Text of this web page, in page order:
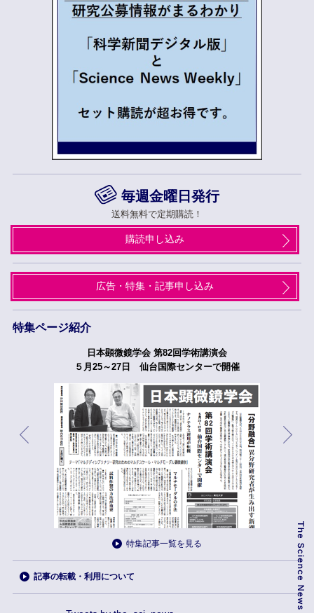
毎週金曜日発行
送料無料で定期購読！
購読申し込み
広告・特集・記事申し込み
特集ページ紹介
日本顕微鏡学会 第82回学術講演会
５月25～27日 仙台国際センターで開催
特集記事一覧を見る
記事の転載・利用について